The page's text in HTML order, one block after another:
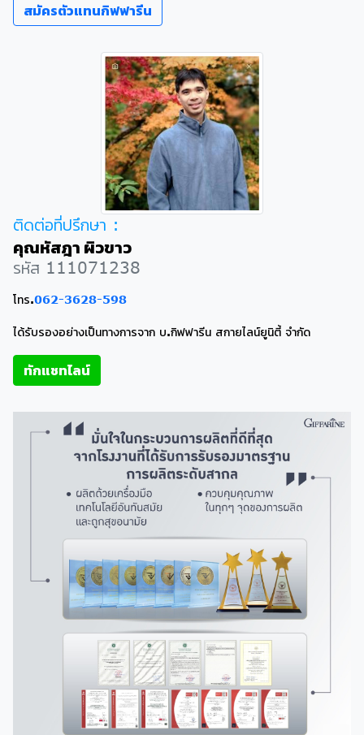
สมัครตัวแทนกิฟฟารีน
ติดต่อที่ปรึกษา :
คุณหัสฎา ผิวขาว
รหัส 111071238
โทร.062-3628-598
ได้รับรองอย่างเป็นทางการจาก บ.กิฟฟารีน สกายไลน์ยูนิตี้ จำกัด
ทักแชทไลน์